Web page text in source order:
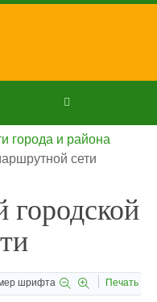
города и района
сети
городской
шрифта Печать